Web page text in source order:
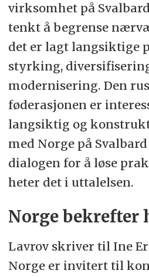
virksomhet på
tenkt å begrense
det er lagt langsiktige
styrking,
modernisering. Den
føderasjonen er
langsiktig og
med Norge på
dialogen for å løse
heter det i uttalelsen.
Norge bekrefter
Lavrov skriver til Ine
Norge er invitert til